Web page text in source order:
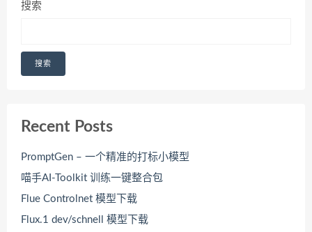
搜索
搜索
Recent Posts
PromptGen – 一个精准的打标小模型
喵手AI-Toolkit 训练一键整合包
Flue Controlnet 模型下载
Flux.1 dev/schnell 模型下载